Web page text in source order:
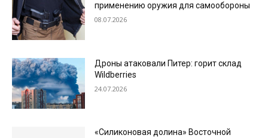
применению оружия для самообороны
08.07.2026
Дроны атаковали Питер: горит склад
Wildberries
24.07.2026
«Силиконовая долина» Восточной